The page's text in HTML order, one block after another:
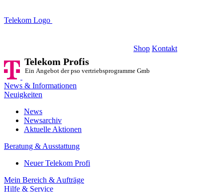
Telekom Logo
Shop Kontakt
Telekom Profis
Ein Angebot der pso vertriebsprogramme GmbH
News & Informationen
Neuigkeiten
News
Newsarchiv
Aktuelle Aktionen
Beratung & Ausstattung
Neuer Telekom Profi
Mein Bereich & Aufträge
Hilfe & Service